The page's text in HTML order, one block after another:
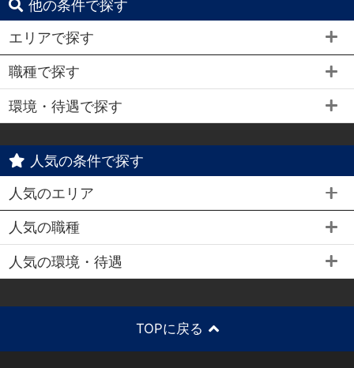
他の条件で探す
エリアで探す
職種で探す
環境・待遇で探す
人気の条件で探す
人気のエリア
人気の職種
人気の環境・待遇
TOPに戻る